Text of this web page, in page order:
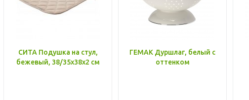
СИТА Подушка на стул,
бежевый, 38/35x38x2 см
ГЕМАК Дуршлаг, белый с
оттенком